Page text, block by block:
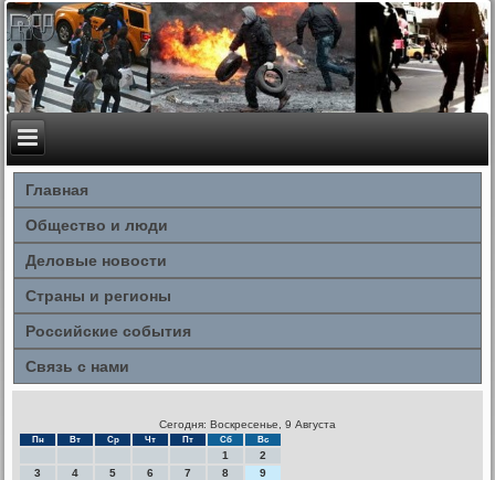
Главная
Общество и люди
Деловые новости
Страны и регионы
Российские события
Связь с нами
Сегодня: Воскресенье, 9 Августа
Пн Вт Ср Чт Пт Сб Вс
1
2
3
4 5 6 7 8
9